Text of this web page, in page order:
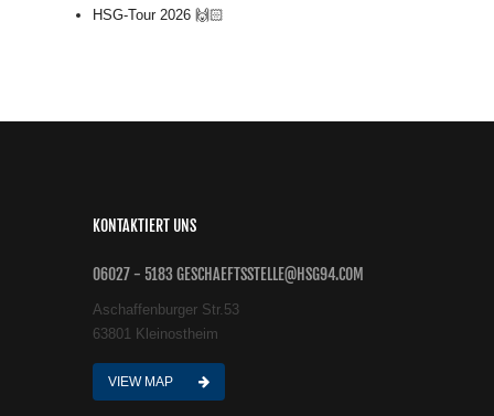
HSG-Tour 2026 🙌🏻
KONTAKTIERT UNS
06027 - 5183 GESCHAEFTSSTELLE@HSG94.COM
Aschaffenburger Str.53
63801 Kleinostheim
VIEW MAP